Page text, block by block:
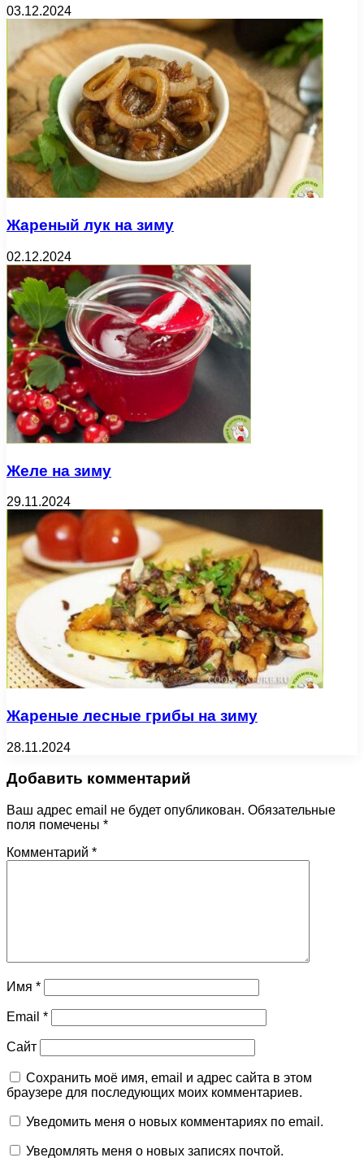
03.12.2024
Жареный лук на зиму
02.12.2024
Желе на зиму
29.11.2024
Жареные лесные грибы на зиму
28.11.2024
Добавить комментарий
Ваш адрес email не будет опубликован. Обязательные
поля помечены *
Комментарий *
Имя *
Email *
Сайт
Сохранить моё имя, email и адрес сайта в этом
браузере для последующих моих комментариев.
Уведомить меня о новых комментариях по email.
Уведомлять меня о новых записях почтой.